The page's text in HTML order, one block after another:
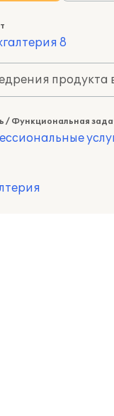
8
продукта
/ Функциональная